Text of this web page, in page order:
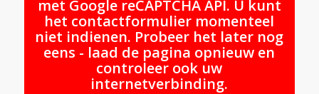
met Google reCAPTCHA API. U kunt
het contactformulier momenteel
niet indienen. Probeer het later nog
eens - laad de pagina opnieuw en
controleer ook uw
internetverbinding.